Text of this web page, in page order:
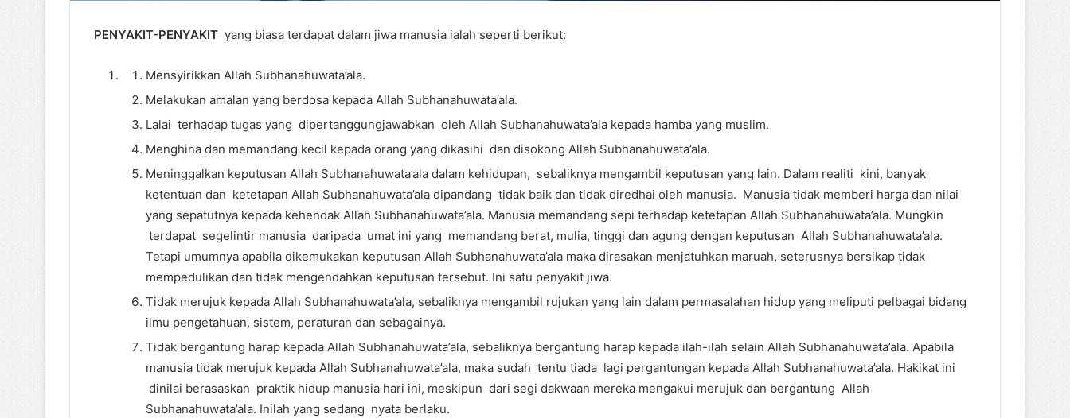
PENYAKIT-PENYAKIT yang biasa terdapat dalam jiwa manusia ialah seperti berikut:
Mensyirikkan Allah Subhanahuwata’ala.
Melakukan amalan yang berdosa kepada Allah Subhanahuwata’ala.
Lalai terhadap tugas yang dipertanggungjawabkan oleh Allah Subhanahuwata’ala kepada hamba yang muslim.
Menghina dan memandang kecil kepada orang yang dikasihi dan disokong Allah Subhanahuwata’ala.
Meninggalkan keputusan Allah Subhanahuwata’ala dalam kehidupan, sebaliknya mengambil keputusan yang lain. Dalam realiti kini, banyak
ketentuan dan ketetapan Allah Subhanahuwata’ala dipandang tidak baik dan tidak diredhai oleh manusia. Manusia tidak memberi harga dan nilai
yang sepatutnya kepada kehendak Allah Subhanahuwata’ala. Manusia memandang sepi terhadap ketetapan Allah Subhanahuwata’ala. Mungkin
terdapat segelintir manusia daripada umat ini yang memandang berat, mulia, tinggi dan agung dengan keputusan Allah Subhanahuwata’ala.
Tetapi umumnya apabila dikemukakan keputusan Allah Subhanahuwata’ala maka dirasakan menjatuhkan maruah, seterusnya bersikap tidak
mempedulikan dan tidak mengendahkan keputusan tersebut. Ini satu penyakit jiwa.
Tidak merujuk kepada Allah Subhanahuwata’ala, sebaliknya mengambil rujukan yang lain dalam permasalahan hidup yang meliputi pelbagai bidang
ilmu penge­tahuan, sistem, peraturan dan sebagainya.
Tidak bergantung harap kepada Allah Subhanahuwata’ala, sebaliknya bergantung harap kepada ilah-ilah selain Allah Subhanahuwata’ala. Apabila
manusia tidak merujuk kepada Allah Subhanahuwata’ala, maka sudah tentu tiada lagi pergantungan kepada Allah Subhanahuwata’ala. Hakikat ini
dinilai berasaskan praktik hidup manusia hari ini, meskipun dari segi dakwaan mereka mengakui merujuk dan bergantung Allah
Subhanahuwata’ala. Inilah yang sedang nyata berlaku.